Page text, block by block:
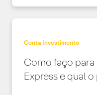
Conta Investimento
Como faço
Express e qual o